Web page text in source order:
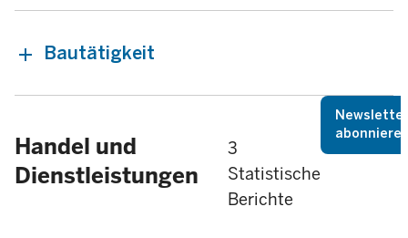
Bautätigkeit
Handel und
Dienstleistungen
3
Statistische
Berichte
Newsletter